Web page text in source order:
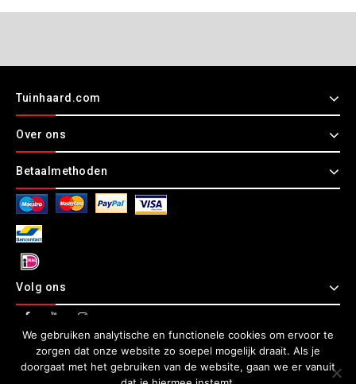
Tuinhaard.com
Over ons
Betaalmethoden
Volg ons
Copyright © 2026 Tuinhaard.com
We gebruiken analytische en functionele cookies om ervoor te
zorgen dat onze website zo soepel mogelijk draait. Als je
doorgaat met het gebruiken van de website, gaan we er vanuit